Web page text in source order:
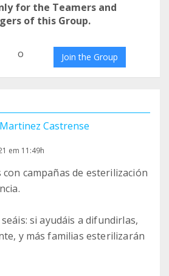
for the Teamers and
of this Group.
o Join the Group
Castrense
em 11:49h
con campañas de esterilización
si ayudáis a difundirlas,
y más familias esterilizarán